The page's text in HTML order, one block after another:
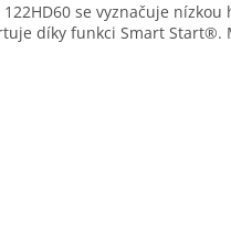
se vyznačuje
díky funkci Smart Start®.